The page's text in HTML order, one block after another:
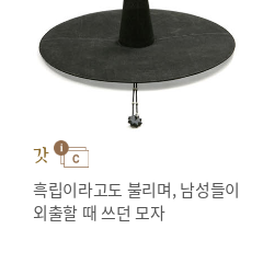
갓
흑립이라고도 불리며, 남성들이
외출할 때 쓰던 모자